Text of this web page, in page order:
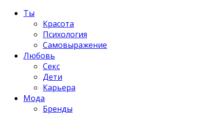
Ты
Красота
Психология
Самовыражение
Любовь
Секс
Дети
Карьера
Мода
Бренды